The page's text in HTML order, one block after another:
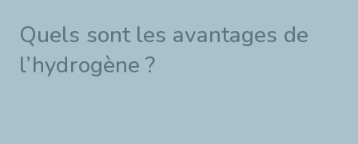
Quels sont les avantages de
l’hydrogène ?